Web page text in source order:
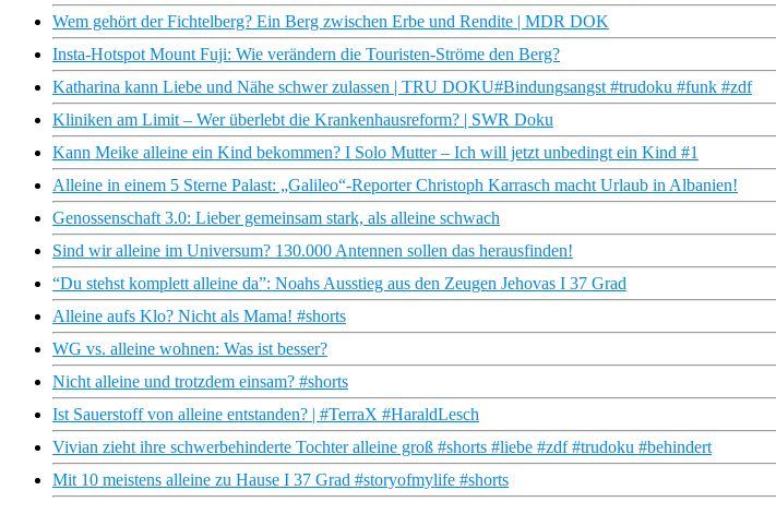
Wem gehört der Fichtelberg? Ein Berg zwischen Erbe und Rendite | MDR DOK
Insta-Hotspot Mount Fuji: Wie verändern die Touristen-Ströme den Berg?
Katharina kann Liebe und Nähe schwer zulassen | TRU DOKU#Bindungsangst #trudoku #funk #zdf
Kliniken am Limit – Wer überlebt die Krankenhausreform? | SWR Doku
Kann Meike alleine ein Kind bekommen? I Solo Mutter – Ich will jetzt unbedingt ein Kind #1
Alleine in einem 5 Sterne Palast: „Galileo“-Reporter Christoph Karrasch macht Urlaub in Albanien!
Genossenschaft 3.0: Lieber gemeinsam stark, als alleine schwach
Sind wir alleine im Universum? 130.000 Antennen sollen das herausfinden!
“Du stehst komplett alleine da”: Noahs Ausstieg aus den Zeugen Jehovas I 37 Grad
Alleine aufs Klo? Nicht als Mama! #shorts
WG vs. alleine wohnen: Was ist besser?
Nicht alleine und trotzdem einsam? #shorts
Ist Sauerstoff von alleine entstanden? | #TerraX #HaraldLesch
Vivian zieht ihre schwerbehinderte Tochter alleine groß #shorts #liebe #zdf #trudoku #behindert
Mit 10 meistens alleine zu Hause I 37 Grad #storyofmylife #shorts